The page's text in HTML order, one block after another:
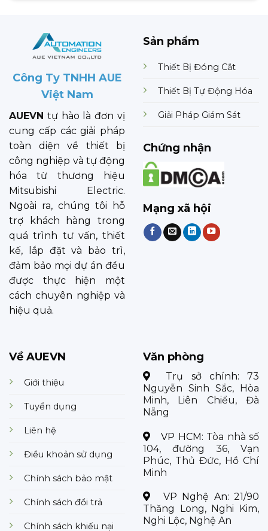
Công Ty TNHH AUE
Việt Nam
AUEVN tự hào là đơn vị
cung cấp các giải pháp
toàn diện về thiết bị
công nghiệp và tự động
hóa từ thương hiệu
Mitsubishi Electric.
Ngoài ra, chúng tôi hỗ
trợ khách hàng trong
quá trình tư vấn, thiết
kế, lắp đặt và bảo trì,
đảm bảo mọi dự án đều
được thực hiện một
cách chuyên nghiệp và
hiệu quả.
Sản phẩm
Thiết Bị Đóng Cắt
Thiết Bị Tự Động Hóa
Giải Pháp Giám Sát
Chứng nhận
Mạng xã hội
Về AUEVN
Giới thiệu
Tuyển dụng
Liên hệ
Điều khoản sử dụng
Chính sách bảo mật
Chính sách đổi trả
Chính sách khiếu nại
Văn phòng
Trụ sở chính: 73
Nguyễn Sinh Sắc, Hòa
Minh, Liên Chiểu, Đà
Nẵng
VP HCM: Tòa nhà số
104, đường 36, Vạn
Phúc, Thủ Đức, Hồ Chí
Minh
VP Nghệ An: 21/90
Thăng Long, Nghi Kim,
Nghi Lộc, Nghệ An